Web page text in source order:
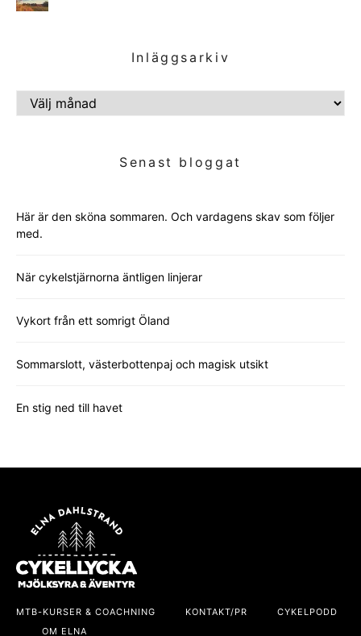
Inläggsarkiv
INLÄGGSARKIV
Senast bloggat
Här är den sköna sommaren. Och vardagens skav som följer
med.
När cykelstjärnorna äntligen linjerar
Vykort från ett somrigt Öland
Sommarslott, västerbottenpaj och magisk utsikt
En stig ned till havet
MTB-KURSER & COACHNING KONTAKT/PR
CYKELPODD
OM ELNA